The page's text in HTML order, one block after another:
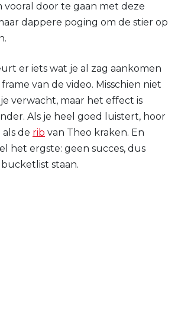
vooral door te gaan met deze
dappere poging om de stier op
er iets wat je al zag aankomen
van de video. Misschien niet
verwacht, maar het effect is
Als je heel goed luistert, hoor
de rib van Theo kraken. En
het ergste: geen succes, dus
staan.